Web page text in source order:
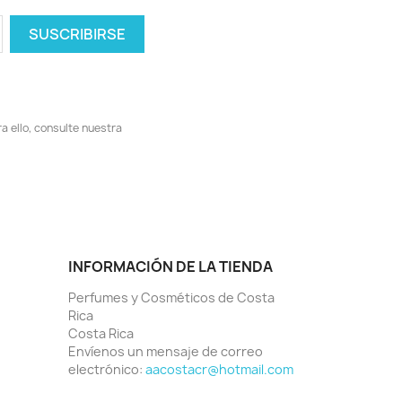
ello, consulte nuestra
INFORMACIÓN DE LA TIENDA
Perfumes y Cosméticos de Costa
Rica
Costa Rica
Envíenos un mensaje de correo
electrónico: aacostacr@hotmail.com